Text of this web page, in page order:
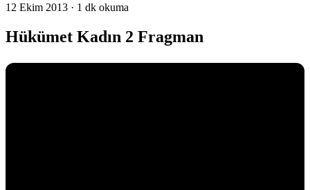
12 Ekim 2013 · 1 dk okuma
Hükümet Kadın 2 Fragman